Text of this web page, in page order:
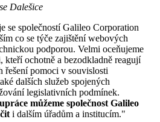
Dalešice
se společností Galileo Corporation
co se týče zajištění webových
podporou. Velmi oceňujeme
kteří ochotně a bezodkladně reagují
řešení pomoci v souvislosti
dalších služeb spojených
legislativních podmínek.
můžeme společnost Galileo
i dalším úřadům a institucím."